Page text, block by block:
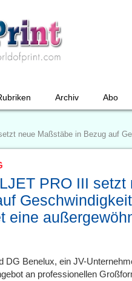
Archiv Abo
neue Maßstäbe in Bezug auf
PRO III setzt
eine
DG Benelux, ein JV-
an professionellen